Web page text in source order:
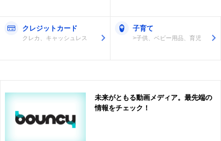
クレジットカード
クレカ、キャッシュレス
子育て
>子供、ベビー用品、育児
未来がともる動画メディア。最先端の
情報をチェック！